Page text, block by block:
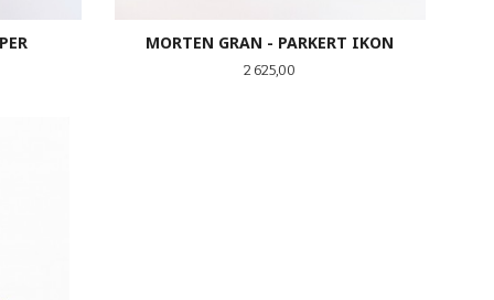
MORTEN GRAN - PARKERT IKON
Pris
2 625,00